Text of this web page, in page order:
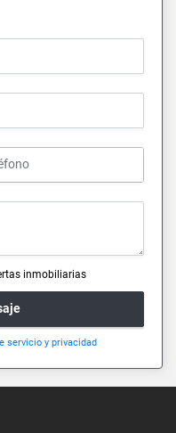
inmobiliarias
servicio y privacidad